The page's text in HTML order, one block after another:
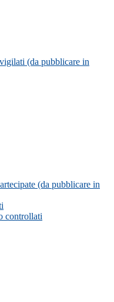
(da pubblicare in
(da pubblicare in
controllati